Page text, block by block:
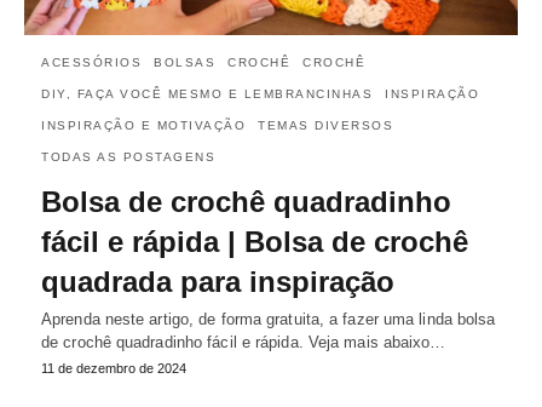
ACESSÓRIOS BOLSAS CROCHÊ CROCHÊ
DIY, FAÇA VOCÊ MESMO E LEMBRANCINHAS INSPIRAÇÃO
INSPIRAÇÃO E MOTIVAÇÃO TEMAS DIVERSOS
TODAS AS POSTAGENS
Bolsa de crochê quadradinho
fácil e rápida | Bolsa de crochê
quadrada para inspiração
Aprenda neste artigo, de forma gratuita, a fazer uma linda bolsa
de crochê quadradinho fácil e rápida. Veja mais abaixo…
11 de dezembro de 2024